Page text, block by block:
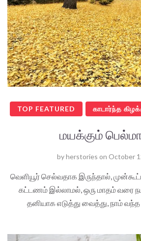
TOP FEATURED காடார்ந்த
மயக்கும்
byherstories on October
வெளியூர் செல்வதாக இருந்தால்,
கட்டணம் இல்லாமல், ஒரு மாதம் வரை
தனியாக எடுத்து வைத்து, நாம் வந்த